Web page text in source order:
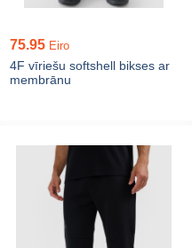
75.95 Eiro
4F vīriešu softshell bikses ar
membrānu